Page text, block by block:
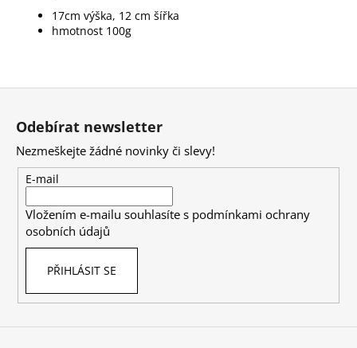
17cm výška, 12 cm šířka
hmotnost 100g
Z
Odebírat newsletter
Nezmeškejte žádné novinky či slevy!
E-mail
Vložením e-mailu souhlasíte s podmínkami ochrany
osobních údajů
PŘIHLÁSIT SE